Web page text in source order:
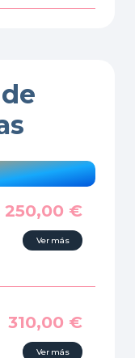
250,00 €
Ver más
310,00 €
Ver más